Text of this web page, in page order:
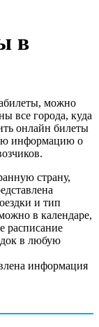
в
можно
все города, куда
онлайн билеты
информацию о
страну,
и тип
в календаре,
расписание
в любую
информация